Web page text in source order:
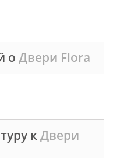
о Двери Flora
кДвери